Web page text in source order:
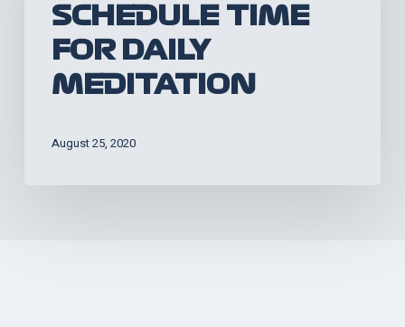
daily
meditation
SCHEDULE TIME
FOR DAILY
MEDITATION
August 25, 2020